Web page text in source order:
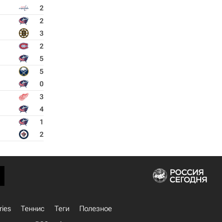
2
2
3
2
5
5
0
3
4
1
2
Теннис Теги
Полезное